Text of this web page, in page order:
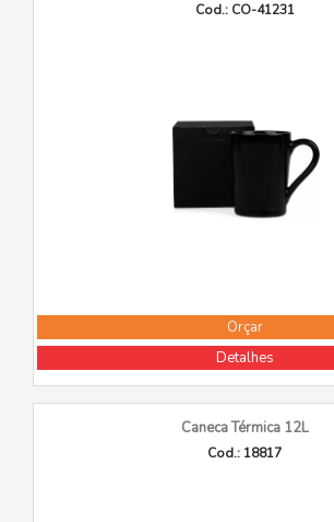
Cod.: CO-41231
Orçar
Detalhes
Caneca Térmica 12L
Cod.: 18817